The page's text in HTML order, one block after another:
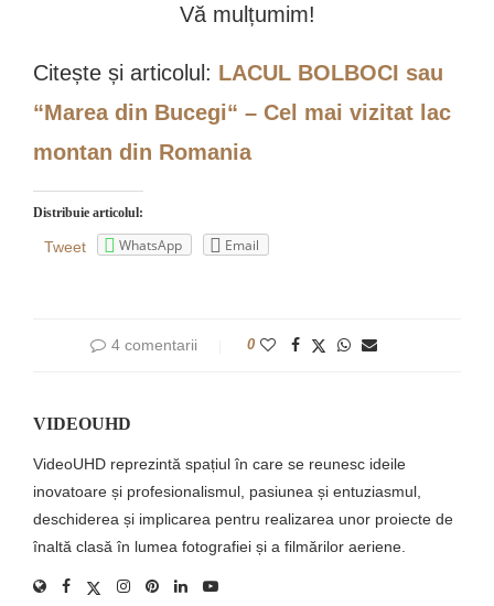
Vă mulțumim!
Citește și articolul: LACUL BOLBOCI sau
“Marea din Bucegi“ – Cel mai vizitat lac
montan din Romania
Distribuie articolul:
Tweet WhatsApp Email
4 comentarii 0
VIDEOUHD
VideoUHD reprezintă spațiul în care se reunesc ideile
inovatoare și profesionalismul, pasiunea și entuziasmul,
deschiderea și implicarea pentru realizarea unor proiecte de
înaltă clasă în lumea fotografiei și a filmărilor aeriene.